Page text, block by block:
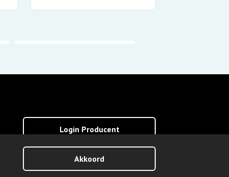
Akkoord
Login Producent